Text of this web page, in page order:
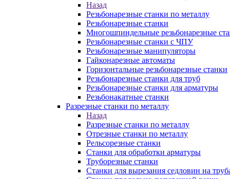
Назад
Резьбонарезные станки по металлу
Резьбонарезные станки
Многошпиндельные резьбонарезные
Резьбонарезные станки с ЧПУ
Резьбонарезные манипуляторы
Гайконарезные автоматы
Горизонтальные резьбонарезные станки
Резьбонарезные станки для труб
Резьбонарезные станки для арматуры
Резьбонакатные станки
Разрезные станки по металлу
Назад
Разрезные станки по металлу
Отрезные станки по металлу
Рельсорезные станки
Станки для обработки арматуры
Труборезные станки
Станки для вырезания седловин на